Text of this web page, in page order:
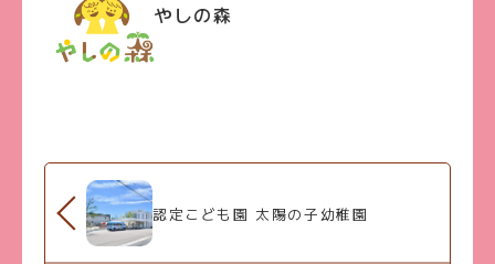
やしの森
認定こども園 太陽の子幼稚園